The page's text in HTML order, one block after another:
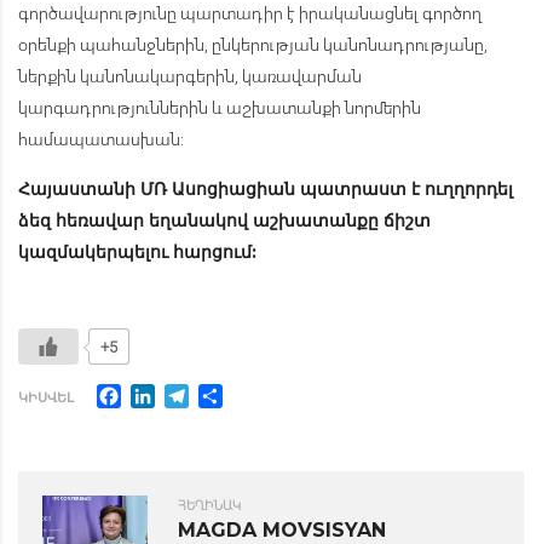
գործավարությունը պարտադիր է իրականացնել գործող
օրենքի պահանջներին, ընկերության կանոնադրությանը,
ներքին կանոնակարգերին, կառավարման
կարգադրություններին և աշխատանքի նորմերին
համապատասխան:
Հայաստանի ՄՌ Ասոցիացիան պատրաստ է ուղղորդել
ձեզ հեռավար եղանակով աշխատանքը ճիշտ
կազմակերպելու հարցում:
+5
ԿԻՍՎԵԼ Facebook
LinkedInTelegram
ՀԵՂԻՆԱԿ
MAGDA MOVSISYAN